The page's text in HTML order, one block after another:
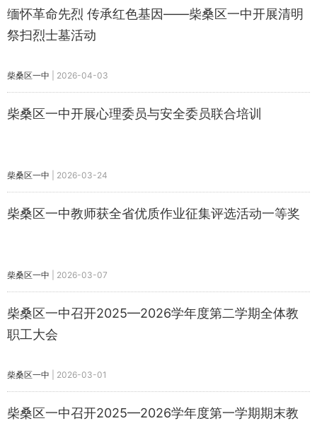
缅怀革命先烈 传承红色基因——柴桑区一中开展清明
祭扫烈士墓活动
柴桑区一中 2026-04-03
柴桑区一中开展心理委员与安全委员联合培训
柴桑区一中 2026-03-24
柴桑区一中教师获全省优质作业征集评选活动一等奖
柴桑区一中 2026-03-07
柴桑区一中召开2025—2026学年度第二学期全体教
职工大会
柴桑区一中 2026-03-01
柴桑区一中召开2025—2026学年度第一学期期末教